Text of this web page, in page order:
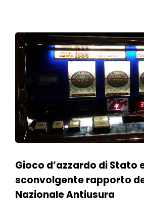
Gioco d’azzardo di Stato
sconvolgente rapporto
Nazionale Antiusura